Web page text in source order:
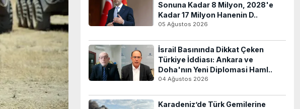
Sonuna Kadar 8 Milyon, 2028'e
Kadar 17 Milyon Hanenin D..
05 Ağustos 2026
İsrail Basınında Dikkat Çeken
Türkiye İddiası: Ankara ve
Doha'nın Yeni Diplomasi Haml..
04 Ağustos 2026
Karadeniz’de Türk Gemilerine